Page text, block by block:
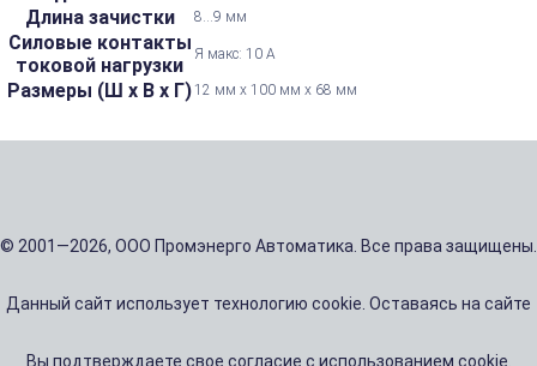
Длина зачистки 8...9 мм
Силовые контакты
токовой нагрузки
Я макс: 10 А
Размеры (Ш х В х Г)12 мм x 100 мм x 68 мм
© 2001—2026, ООО Промэнерго Автоматика. Все права защищены.
Данный сайт использует технологию cookie. Оставаясь на сайте
Вы подтверждаете свое согласие с использованием cookie.